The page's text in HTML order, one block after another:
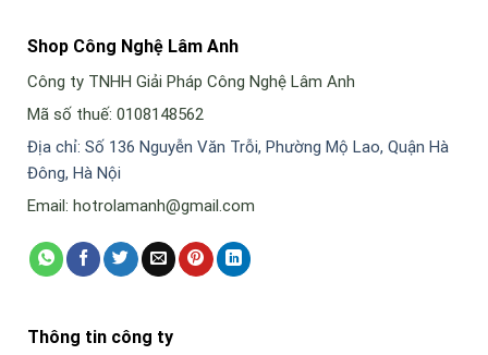
Shop Công Nghệ Lâm Anh
Công ty TNHH Giải Pháp Công Nghệ Lâm Anh
Mã số thuế: 0108148562
Địa chỉ: Số 136 Nguyễn Văn Trỗi, Phường Mộ Lao, Quận Hà
Đông, Hà Nội
Email: hotrolamanh@gmail.com
Thông tin công ty